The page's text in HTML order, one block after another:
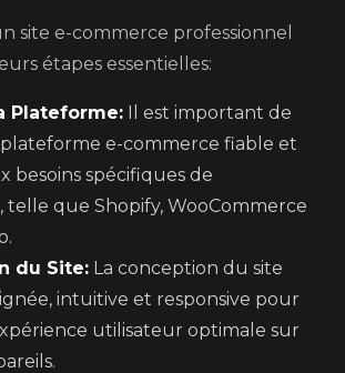
site e-commerce professionnel
étapes essentielles:
Plateforme: Il est important de
e-commerce fiable et
besoins spécifiques de
telle que Shopify, WooCommerce
du Site: La conception du site
intuitive et responsive pour
utilisateur optimale sur